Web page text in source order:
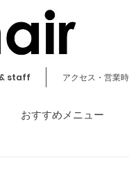
staff アクセス・営業
おすすめメニュー